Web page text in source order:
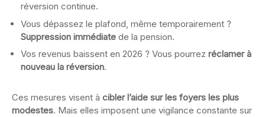
réversion continue.
Vous dépassez le plafond, même temporairement ?
Suppression immédiate de la pension.
Vos revenus baissent en 2026 ? Vous pourrez réclamer à
nouveau la réversion.
Ces mesures visent à cibler l’aide sur les foyers les plus
modestes. Mais elles imposent une vigilance constante sur